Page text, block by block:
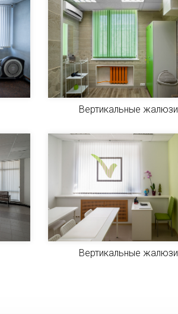
Вертикальные жалюзи
Вертикальные жалюзи